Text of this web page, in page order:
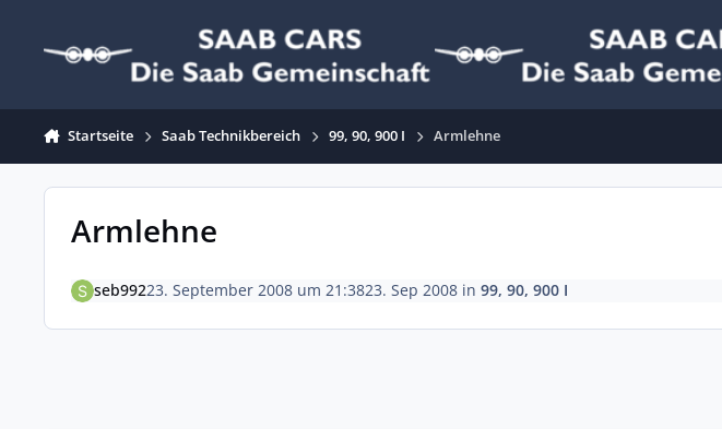
Startseite Saab Technikbereich 99, 90, 900 I Armlehne
Armlehne
seb99223. September 2008 um 21:3823. Sep 2008in 99, 90, 900 I